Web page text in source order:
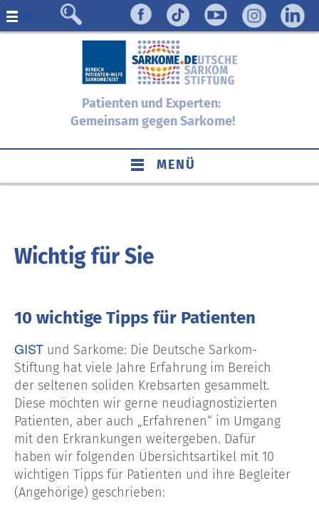
Menü
Patienten und Experten:
Gemeinsam gegen Sarkome!
MENÜ
Wichtig für Sie
10 wichtige Tipps für Patienten
GIST und Sarkome: Die Deutsche Sarkom-
Stiftung hat viele Jahre Erfahrung im Bereich
der seltenen soliden Krebsarten gesammelt.
Diese möchten wir gerne neudiagnostizierten
Patienten, aber auch „Erfahrenen“ im Umgang
mit den Erkrankungen weitergeben. Dafür
haben wir folgenden Übersichtsartikel mit 10
wichtigen Tipps für Patienten und ihre Begleiter
(Angehörige) geschrieben: